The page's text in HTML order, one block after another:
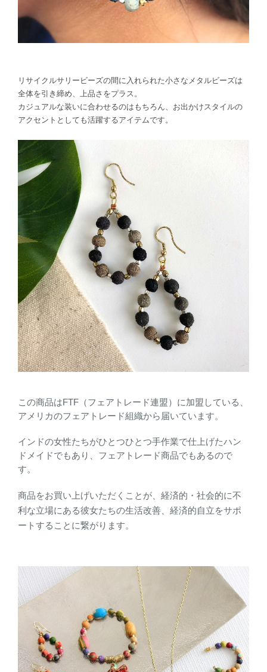
リサイクルサリービーズの間に入れられた小さなメタルビーズは
全体を引き締め、上品さをプラス。
カジュアルな装いに合わせるのはもちろん、お出かけスタイルの
アクセントとしても活躍するアイテムです。
この商品はFTF（フェアトレード連盟）に加盟している、
アメリカのフェアトレード組織から届いています。
インドの女性たちがひとつひとつ手作業で仕上げたハン
ドメイドでもあり、 フェアトレード商品でもあるので
す。
商品をお買い上げいただくことが、経済的・社会的に不
利な立場にある彼女たちの生活改善、経済的自立をサポ
ートすることに繋がります。